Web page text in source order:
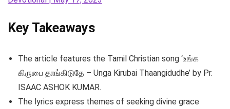
Key Takeaways
The article features the Tamil Christian song ‘உங்க
கிருபை தாங்கிடுதே – Unga Kirubai Thaangidudhe’ by Pr.
ISAAC ASHOK KUMAR.
The lyrics express themes of seeking divine grace